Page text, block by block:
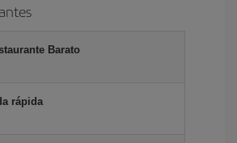
Barato
rápida